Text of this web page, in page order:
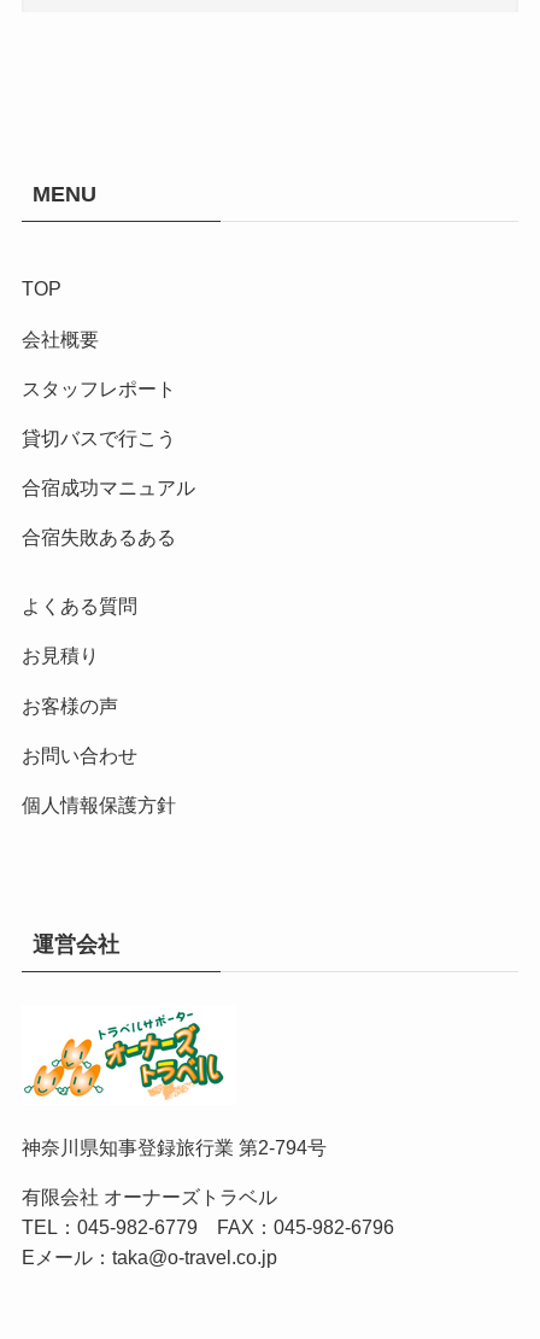
MENU
TOP
会社概要
スタッフレポート
貸切バスで行こう
合宿成功マニュアル
合宿失敗あるある
よくある質問
お見積り
お客様の声
お問い合わせ
個人情報保護方針
運営会社
神奈川県知事登録旅行業 第2-794号
有限会社 オーナーズトラベル
TEL： 045-982-6779FAX：045-982-6796
Eメール： taka@o-travel.co.jp